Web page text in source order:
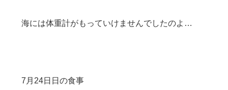
海には体重計がもっていけませんでしたのよ…
7月24日日の食事